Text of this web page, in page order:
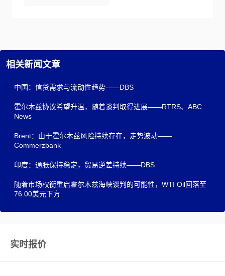
相关新闻文章
中国：信贷需求与流动性趋势——DBS
霍尔木兹协议希望升温，随着谈判取得进展——RTRS、ABC
News
Brent：由于霍尔木兹风险持续存在，走势波动——
Commerzbank
印度：通胀保持稳定，贸易逆差持续——DBS
随着市场权衡重启霍尔木兹海峡谈判的可能性，WTI Oil回落至
76.00美元下方
实时报价